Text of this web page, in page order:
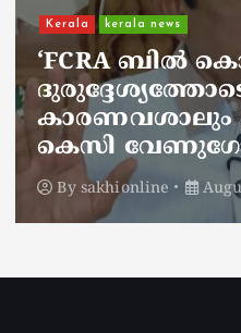
Kerala kerala news
‘FCRA ബിൽ
കാരണവശാലും
കെസി
By sakhionline